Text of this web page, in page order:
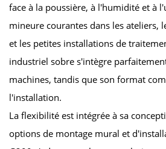
face à la poussière, à l'humidité et à
mineure courantes dans les ateliers,
et les petites installations de
industriel sobre s'intègre
machines, tandis que son format
l'installation.
La flexibilité est intégrée à sa
options de montage mural et